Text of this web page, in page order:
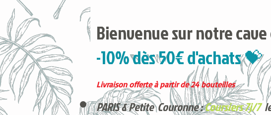
Bienvenue sur notre
-10% dès 50€ d'achats 💝
Livraison offerte à partir de 24 bouteilles
PARIS & Petite Couronne :Coursiers 7j/7